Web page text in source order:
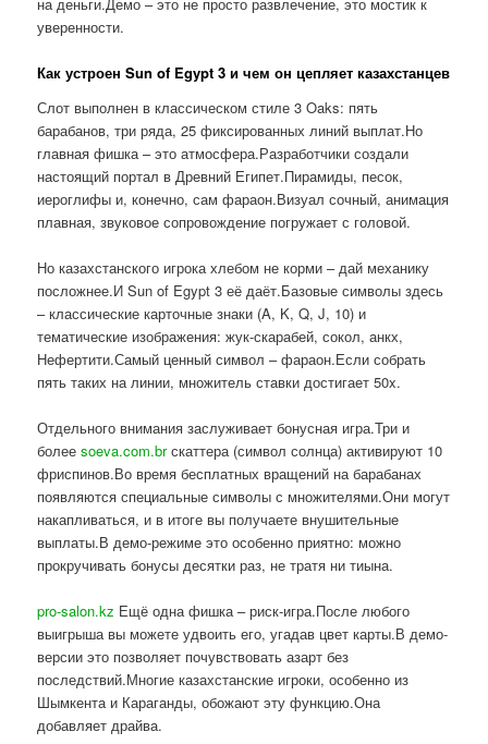
на деньги.Демо – это не просто развлечение, это мостик к
уверенности.
Как устроен Sun of Egypt 3 и чем он цепляет казахстанцев
Слот выполнен в классическом стиле 3 Oaks: пять
барабанов, три ряда, 25 фиксированных линий выплат.Но
главная фишка – это атмосфера.Разработчики создали
настоящий портал в Древний Египет.Пирамиды, песок,
иероглифы и, конечно, сам фараон.Визуал сочный, анимация
плавная, звуковое сопровождение погружает с головой.
Но казахстанского игрока хлебом не корми – дай механику
посложнее.И Sun of Egypt 3 её даёт.Базовые символы здесь
– классические карточные знаки (A, K, Q, J, 10) и
тематические изображения: жук-скарабей, сокол, анкх,
Нефертити.Самый ценный символ – фараон.Если собрать
пять таких на линии, множитель ставки достигает 50x.
Отдельного внимания заслуживает бонусная игра.Три и
болееsoeva.com.brскаттера (символ солнца) активируют 10
фриспинов.Во время бесплатных вращений на барабанах
появляются специальные символы с множителями.Они могут
накапливаться, и в итоге вы получаете внушительные
выплаты.В демо-режиме это особенно приятно: можно
прокручивать бонусы десятки раз, не тратя ни тиына.
pro-salon.kz Ещё одна фишка – риск-игра.После любого
выигрыша вы можете удвоить его, угадав цвет карты.В демо-
версии это позволяет почувствовать азарт без
последствий.Многие казахстанские игроки, особенно из
Шымкента и Караганды, обожают эту функцию.Она
добавляет драйва.